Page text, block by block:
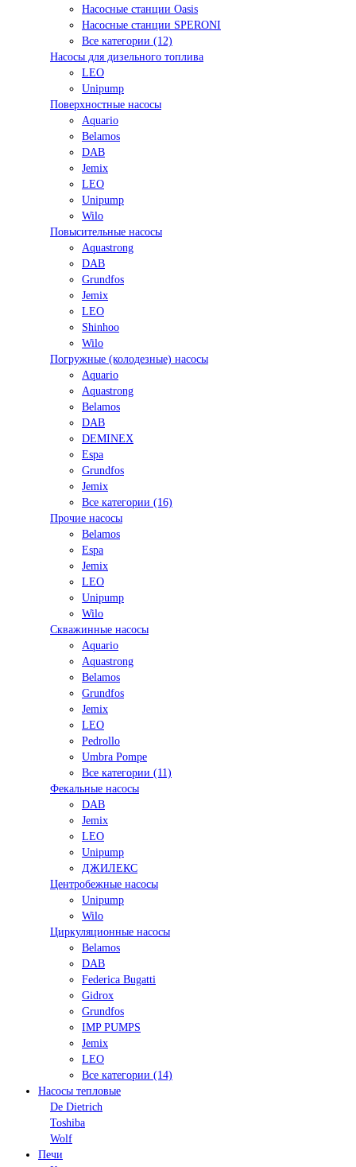
Насосные станции Oasis
Насосные станции SPERONI
Все категории (12)
Насосы для дизельного топлива
LEO
Unipump
Поверхностные насосы
Aquario
Belamos
DAB
Jemix
LEO
Unipump
Wilo
Повысительные насосы
Aquastrong
DAB
Grundfos
Jemix
LEO
Shinhoo
Wilo
Погружные (колодезные) насосы
Aquario
Aquastrong
Belamos
DAB
DEMINEX
Espa
Grundfos
Jemix
Все категории (16)
Прочие насосы
Belamos
Espa
Jemix
LEO
Unipump
Wilo
Скважинные насосы
Aquario
Aquastrong
Belamos
Grundfos
Jemix
LEO
Pedrollo
Umbra Pompe
Все категории (11)
Фекальные насосы
DAB
Jemix
LEO
Unipump
ДЖИЛЕКС
Центробежные насосы
Unipump
Wilo
Циркуляционные насосы
Belamos
DAB
Federica Bugatti
Gidrox
Grundfos
IMP PUMPS
Jemix
LEO
Все категории (14)
Насосы тепловые
De Dietrich
Toshiba
Wolf
Печи